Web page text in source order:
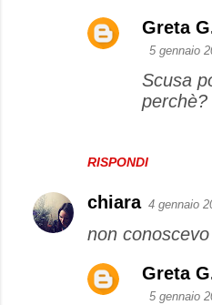
RISPONDI
Greta
5 gennaio
Scusa
perchè?
chiara 4 gennaio
non
Greta
5 gennaio